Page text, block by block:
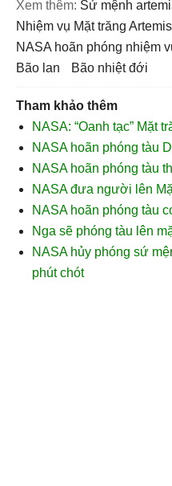
Xem thêm:
sứ mệnh
nhiệm vụ Mặt trăng
NASA hoãn phóng nhiệm
bão lan
bão nhiệt đới
Tham khảo thêm
NASA: “Oanh tạc” Mặt
NASA hoãn phóng tàu
NASA hoãn phóng tàu
NASA đưa người lên
NASA hoãn phóng tàu
Nga sẽ phóng tàu lên
NASA hủy phóng sứ
phút chót